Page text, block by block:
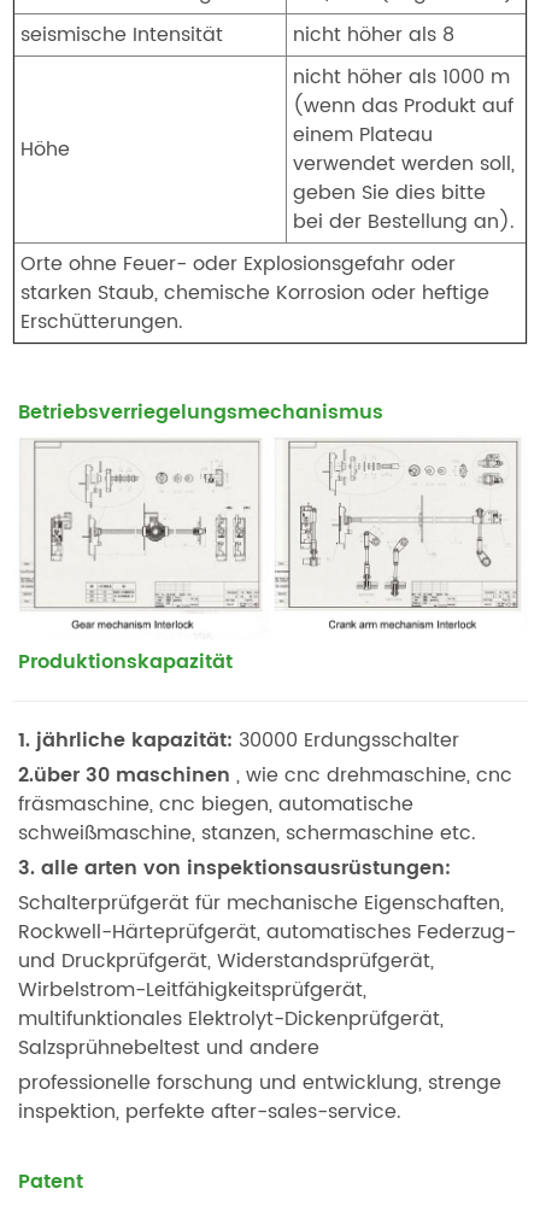
seismische Intensität
nicht höher als 8
Höhe
nicht höher als 1000 m
(wenn das Produkt auf
einem Plateau
verwendet werden soll,
geben Sie dies bitte
bei der Bestellung an).
Orte ohne Feuer- oder Explosionsgefahr oder
starken Staub, chemische Korrosion oder heftige
Erschütterungen.
Betriebsverriegelungsmechanismus
Produktionskapazität
1. jährliche kapazität: 30000 Erdungsschalter
2.über 30 maschinen , wie cnc drehmaschine, cnc
fräsmaschine, cnc biegen, automatische
schweißmaschine, stanzen, schermaschine etc.
3. alle arten von inspektionsausrüstungen:
Schalterprüfgerät für mechanische Eigenschaften,
Rockwell-Härteprüfgerät, automatisches Federzug-
und Druckprüfgerät, Widerstandsprüfgerät,
Wirbelstrom-Leitfähigkeitsprüfgerät,
multifunktionales Elektrolyt-Dickenprüfgerät,
Salzsprühnebeltest und andere
professionelle forschung und entwicklung, strenge
inspektion, perfekte after-sales-service.
Patent